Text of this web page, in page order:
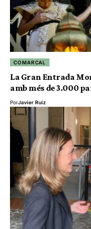
COMARCAL
La Gran Entrada
amb més de 3.000
PorJavier Ruiz